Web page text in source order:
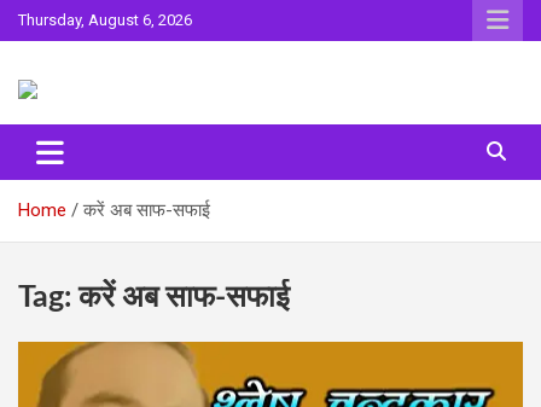
Skip
to
Thursday, August 6, 2026
Surta
Home करें अब साफ-सफाई
Tag:करें अब साफ-सफाई